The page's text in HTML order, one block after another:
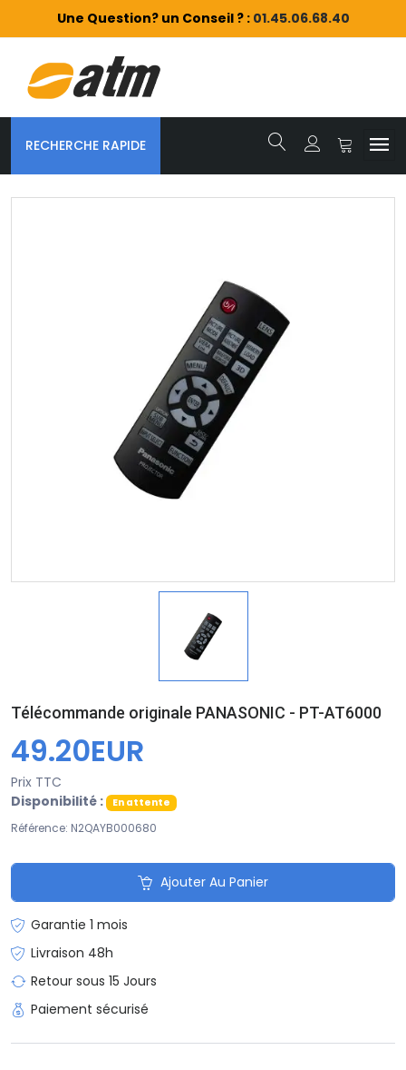
Une Question? un Conseil ? : 01.45.06.68.40
RECHERCHE RAPIDE
Télécommande originale PANASONIC - PT-AT6000
49.20EUR
Prix TTC
Disponibilité :
En attente
Référence: N2QAYB000680
Ajouter Au Panier
Garantie 1 mois
Livraison 48h
Retour sous 15 Jours
Paiement sécurisé